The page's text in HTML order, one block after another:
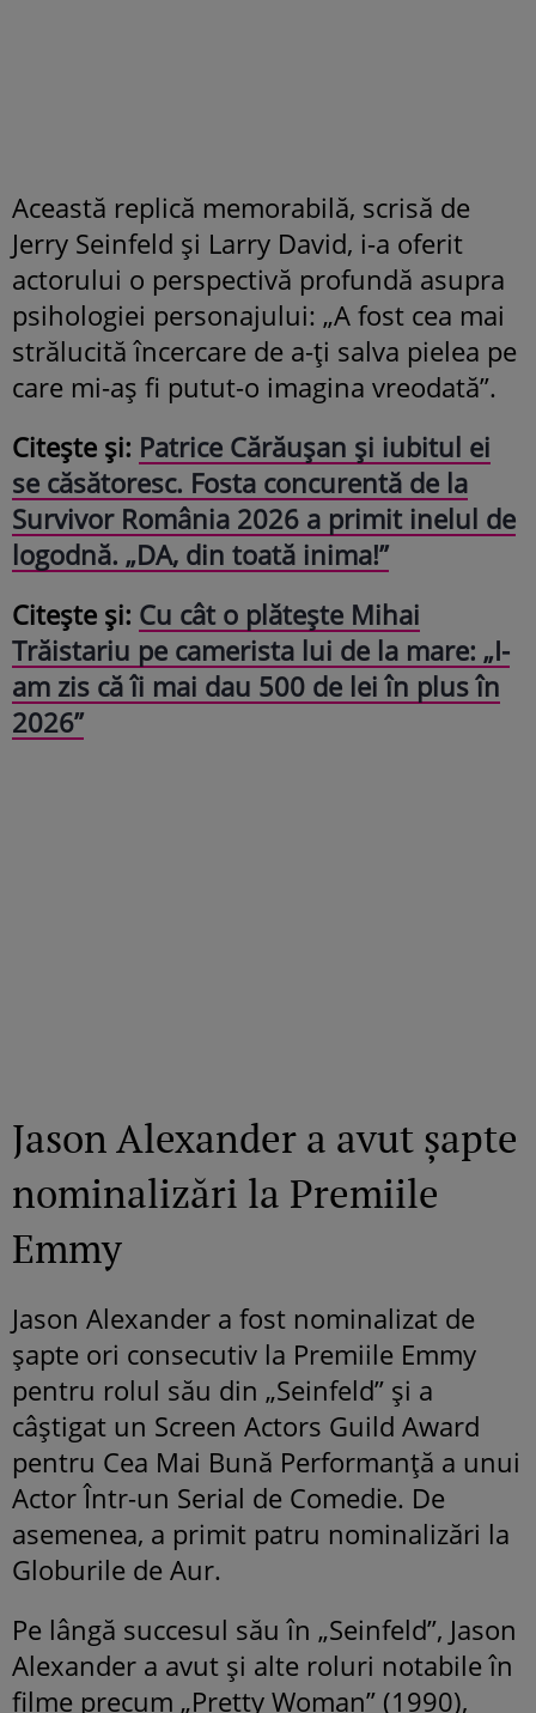
Această replică memorabilă, scrisă de
Jerry Seinfeld și Larry David, i-a oferit
actorului o perspectivă profundă asupra
psihologiei personajului: „A fost cea mai
strălucită încercare de a-ți salva pielea pe
care mi-aș fi putut-o imagina vreodată”.
Citește și: Patrice Cărăușan și iubitul ei
se căsătoresc. Fosta concurentă de la
Survivor România 2026 a primit inelul de
logodnă. „DA, din toată inima!”
Citește și: Cu cât o plătește Mihai
Trăistariu pe camerista lui de la mare: „I-
am zis că îi mai dau 500 de lei în plus în
2026”
Jason Alexander a avut șapte
nominalizări la Premiile
Emmy
Jason Alexander a fost nominalizat de
șapte ori consecutiv la Premiile Emmy
pentru rolul său din „Seinfeld” și a
câștigat un Screen Actors Guild Award
pentru Cea Mai Bună Performanță a unui
Actor Într-un Serial de Comedie. De
asemenea, a primit patru nominalizări la
Globurile de Aur.
Pe lângă succesul său în „Seinfeld”, Jason
Alexander a avut și alte roluri notabile în
filme precum „Pretty Woman” (1990),